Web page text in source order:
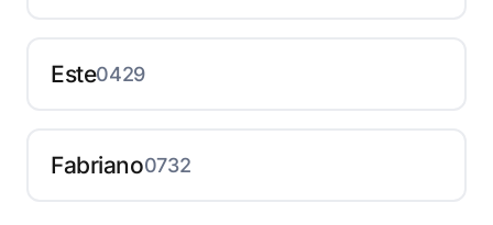
Este0429
Fabriano0732